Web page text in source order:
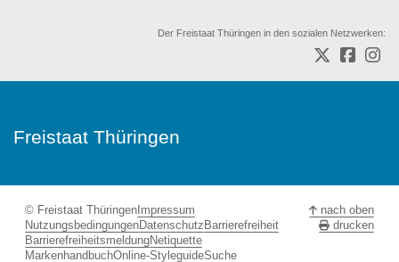
Der Freistaat Thüringen in den sozialen Netzwerken:
Freistaat Thüringen
© Freistaat Thüringen Impressum
NutzungsbedingungenDatenschutz Barrierefreiheit
BarrierefreiheitsmeldungNetiquette
MarkenhandbuchOnline-StyleguideSuche
nach oben
drucken